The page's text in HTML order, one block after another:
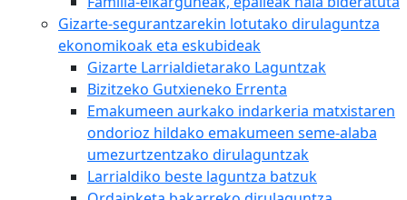
Gizarte-segurantzarekin lotutako dirulaguntza
ekonomikoak eta eskubideak
Gizarte Larrialdietarako Laguntzak
Bizitzeko Gutxieneko Errenta
Emakumeen aurkako indarkeria matxistaren
ondorioz hildako emakumeen seme-alaba
umezurtzentzako dirulaguntzak
Larrialdiko beste laguntza batzuk